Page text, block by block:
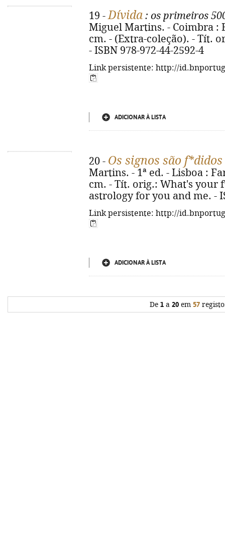
19 -Dívida : os primeiros
Miguel Martins. - Coimbra :
cm. - (Extra-coleção). - Tít.
- ISBN 978-972-44-2592-4
Link persistente: http://
ADICIONAR À LISTA
20 - Os signos são f*didos
Martins. - 1ª ed. - Lisboa :
cm. - Tít. orig.: What's your
astrology for you and me. -
Link persistente: http://
ADICIONAR À LISTA
De 1a 20em 57